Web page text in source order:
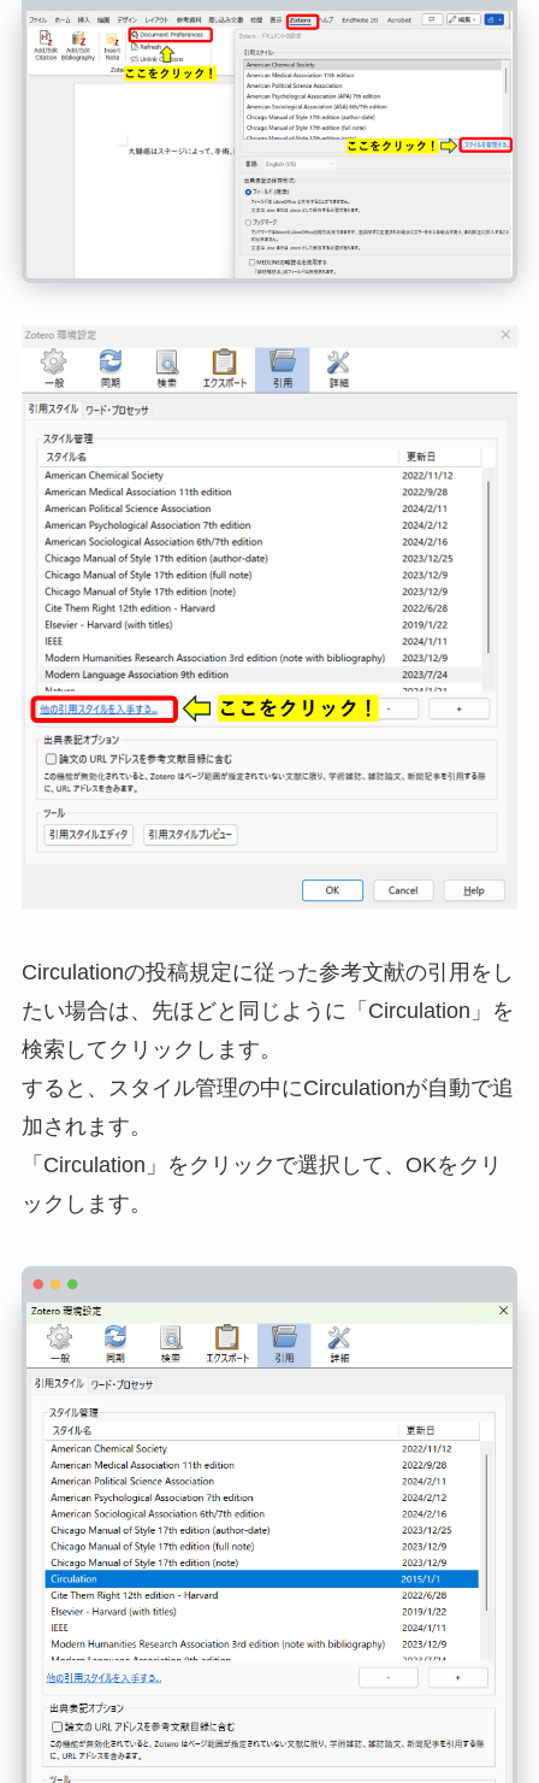
Circulationの投稿規定に従った参考文献の引用をし
たい場合は、先ほどと同じように「Circulation」を
検索してクリックします。
すると、スタイル管理の中にCirculationが自動で追
加されます。
「Circulation」をクリックで選択して、OKをクリ
ックします。